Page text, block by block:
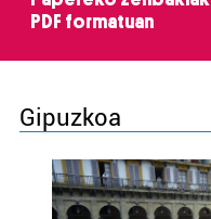
PDF formatuan
Gipuzkoa